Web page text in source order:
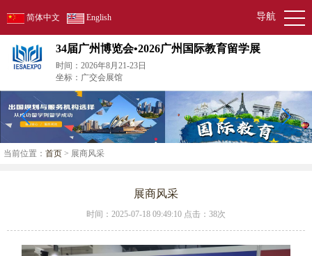
简体中文 English 导航
34届广州博览会•2026广州国际教育留学展
时间：2026年8月21-23日
坐标：广交会展馆
当前位置： 首页 > 展商风采
展商风采
时间：2025-07-18 09:49:10 点击： 38次